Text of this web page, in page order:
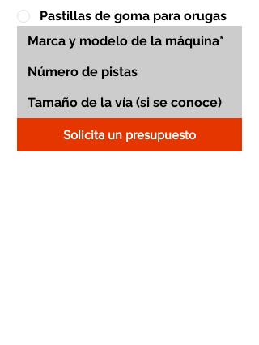
Pastillas de goma para orugas
Solicita un presupuesto